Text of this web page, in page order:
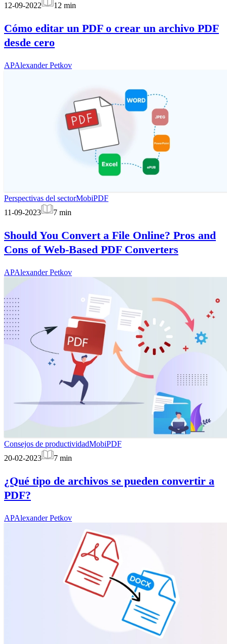
12-09-2022
12 min
Cómo editar un PDF o crear un archivo PDF
desde cero
APAlexander Petkov
Perspectivas del sectorMobiPDF
11-09-2023
7 min
Should You Convert a File Online? Pros and
Cons of Web-Based PDF Converters
APAlexander Petkov
Consejos de productividadMobiPDF
20-02-2023
7 min
¿Qué tipo de archivos se pueden convertir a
PDF?
APAlexander Petkov